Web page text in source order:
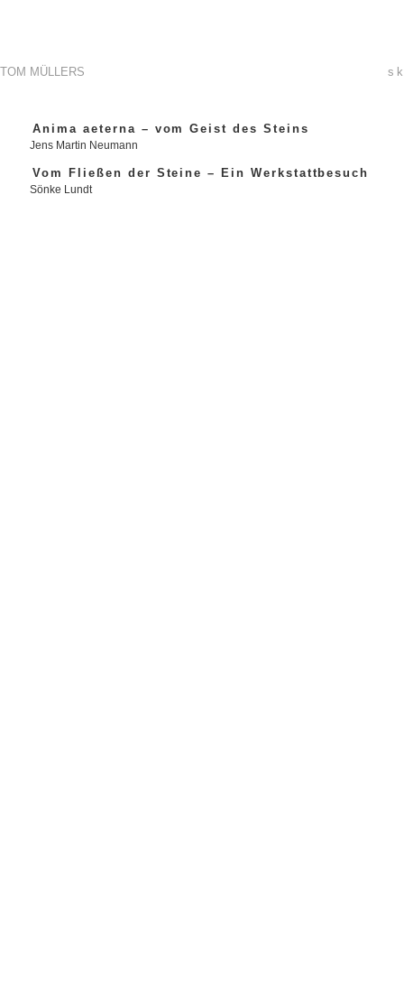
TOM MÜLLERS
Anima aeterna – vom Geist des Steins
Jens Martin Neumann
Vom Fließen der Steine – Ein Werkstattbesuch
Sönke Lundt